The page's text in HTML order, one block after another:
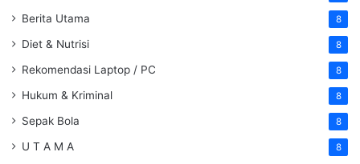
Berita Utama 8
Diet & Nutrisi 8
Rekomendasi Laptop / PC 8
Hukum & Kriminal 8
Sepak Bola 8
U T A M A 8